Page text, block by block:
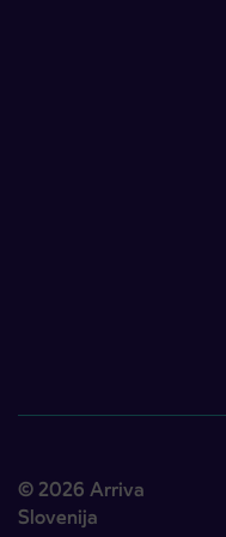
© 2026 Arriva
Slovenija